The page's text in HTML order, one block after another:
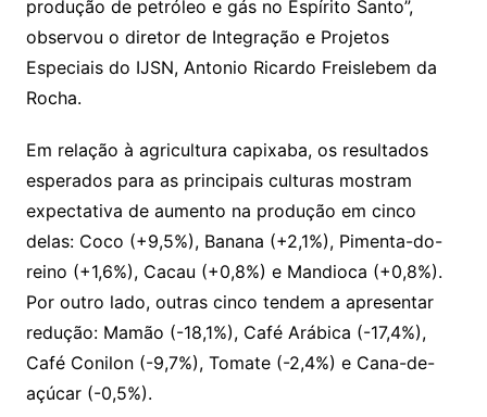
produção de petróleo e gás no Espírito Santo”,
observou o diretor de Integração e Projetos
Especiais do IJSN, Antonio Ricardo Freislebem da
Rocha.
Em relação à agricultura capixaba, os resultados
esperados para as principais culturas mostram
expectativa de aumento na produção em cinco
delas: Coco (+9,5%), Banana (+2,1%), Pimenta-do-
reino (+1,6%), Cacau (+0,8%) e Mandioca (+0,8%).
Por outro lado, outras cinco tendem a apresentar
redução: Mamão (-18,1%), Café Arábica (-17,4%),
Café Conilon (-9,7%), Tomate (-2,4%) e Cana-de-
açúcar (-0,5%).